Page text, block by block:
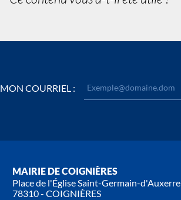
MON COURRIEL :
MAIRIE DE COIGNIÈRES
Place de l'Église Saint-Germain-d'Auxerre
78310 - COIGNIÈRES